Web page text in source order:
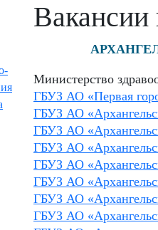
Министерство
ГБУЗ АО «Первая
ГБУЗ АО
ГБУЗ АО
ГБУЗ АО
ГБУЗ АО
ГБУЗ АО
ГБУЗ АО
ГБУЗ АО